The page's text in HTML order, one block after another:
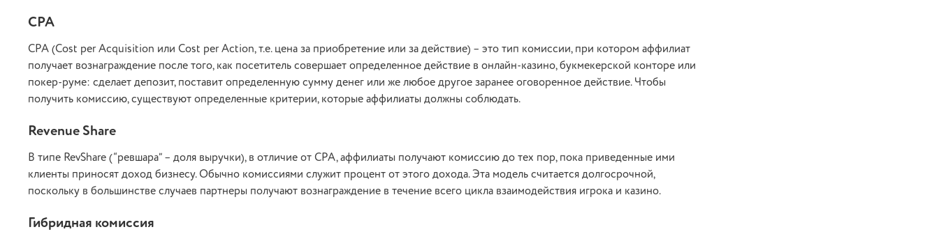
CPA
CPA (Cost per Acquisition или Cost per Action, т.е. цена за приобретение или за действие) – это тип комиссии, при котором аффилиат
получает вознаграждение после того, как посетитель совершает определенное действие в онлайн-казино, букмекерской конторе или
покер-руме: сделает депозит, поставит определенную сумму денег или же любое другое заранее оговоренное действие. Чтобы
получить комиссию, существуют определенные критерии, которые аффилиаты должны соблюдать.
Revenue Share
В типе RevShare (“ревшара” – доля выручки), в отличие от CPA, аффилиаты получают комиссию до тех пор, пока приведенные ими
клиенты приносят доход бизнесу. Обычно комиссиями служит процент от этого дохода. Эта модель считается долгосрочной,
поскольку в большинстве случаев партнеры получают вознаграждение в течение всего цикла взаимодействия игрока и казино.
Гибридная комиссия